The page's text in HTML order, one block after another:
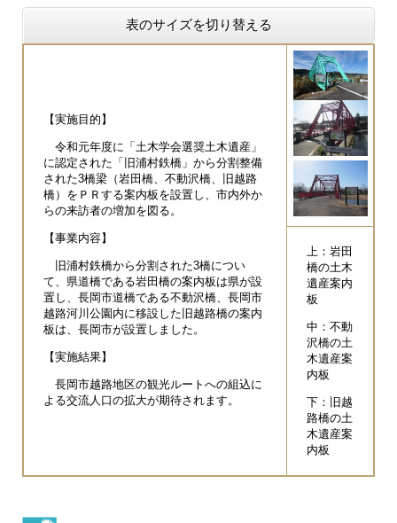
表のサイズを切り替える
【実施目的】
令和元年度に「土木学会選奨土木遺産」
に認定された「旧浦村鉄橋」から分割整備
された3橋梁（岩田橋、不動沢橋、旧越路
橋）をＰＲする案内板を設置し、市内外か
らの来訪者の増加を図る。
【事業内容】
旧浦村鉄橋から分割された3橋につい
て、県道橋である岩田橋の案内板は県が設
置し、長岡市道橋である不動沢橋、長岡市
越路河川公園内に移設した旧越路橋の案内
板は、長岡市が設置しました。
【実施結果】
長岡市越路地区の観光ルートへの組込に
よる交流人口の拡大が期待されます。
上：岩田
橋の土木
遺産案内
板
中：不動
沢橋の土
木遺産案
内板
下：旧越
路橋の土
木遺産案
内板